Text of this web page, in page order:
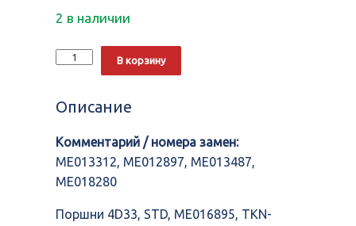
2 в наличии
Количество
Поршни
ME016895,
43244
В корзину
Описание
Комментарий / номера замен:
ME013312, ME012897, ME013487,
ME018280
Поршни 4D33, STD, ME016895, TKN-